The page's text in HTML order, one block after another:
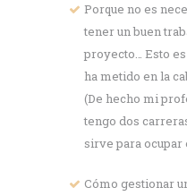
Porque no es
tener un buen
proyecto… Esto
ha metido en la
(De hecho mi
tengo dos
sirve para ocupar
Cómo gestionar